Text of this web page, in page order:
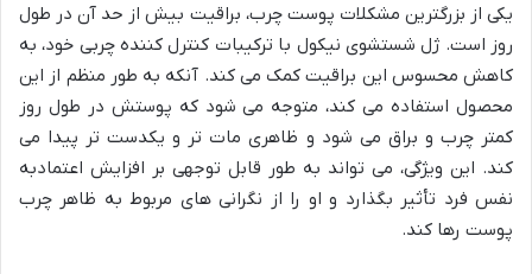
یکی از بزرگترین مشکلات پوست چرب، براقیت بیش از حد آن در طول
روز است. ژل شستشوی نیکول با ترکیبات کنترل کننده چربی خود، به
کاهش محسوس این براقیت کمک می کند. آنکه به طور منظم از این
محصول استفاده می کند، متوجه می شود که پوستش در طول روز
کمتر چرب و براق می شود و ظاهری مات تر و یکدست تر پیدا می
کند. این ویژگی، می تواند به طور قابل توجهی بر افزایش اعتمادبه
نفس فرد تأثیر بگذارد و او را از نگرانی های مربوط به ظاهر چرب
پوست رها کند.